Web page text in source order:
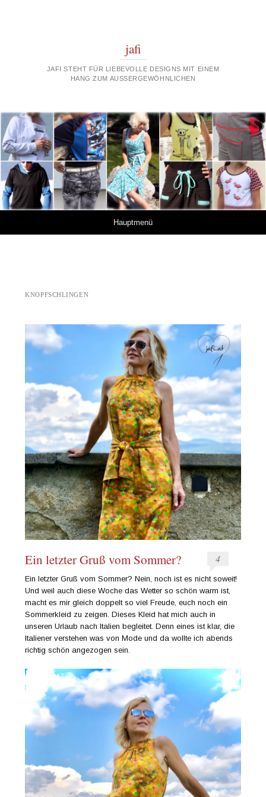
jafi
JAFI STEHT FÜR LIEBEVOLLE DESIGNS MIT EINEM
HANG ZUM AUSSERGEWÖHNLICHEN
Hauptmenü
KNOPFSCHLINGEN
Ein letzter Gruß vom Sommer? 4
Ein letzter Gruß vom Sommer? Nein, noch ist es nicht soweit!
Und weil auch diese Woche das Wetter so schön warm ist,
macht es mir gleich doppelt so viel Freude, euch noch ein
Sommerkleid zu zeigen. Dieses Kleid hat mich auch in
unseren Urlaub nach Italien begleitet. Denn eines ist klar, die
Italiener verstehen was von Mode und da wollte ich abends
richtig schön angezogen sein.